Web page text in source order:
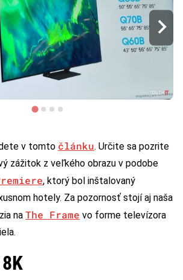
v tomto článku. Určite sa pozrite
zážitok z veľkého obrazu v podobe
, ktorý bol inštalovaný
hotely. Za pozornosť stojí aj naša
na The Frame vo forme televízora